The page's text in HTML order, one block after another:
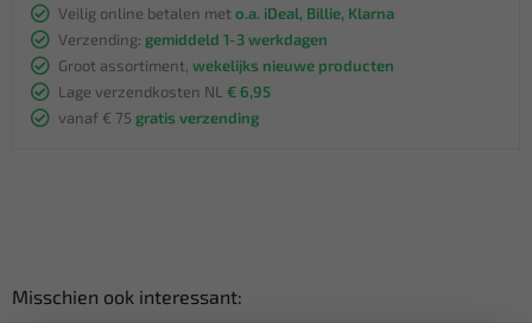
Veilig online betalen met o.a. iDeal, Billie, Klarna
Verzending: gemiddeld 1-3 werkdagen
Groot assortiment, wekelijks nieuwe producten
Lage verzendkosten NL € 6,95
vanaf € 75 gratis verzending
Misschien ook interessant: